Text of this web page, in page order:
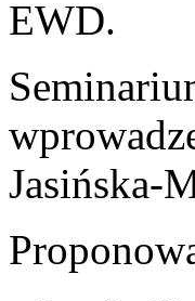
EWD.
Jasińska-